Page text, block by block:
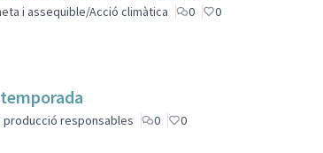
i assequible/Acció climàtica 0 0
producció responsables 0 0